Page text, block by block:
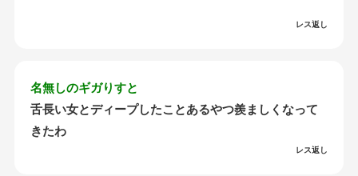
レス返し
名無しのギガりすと
舌長い女とディープしたことあるやつ羨ましくなって
きたわ
レス返し